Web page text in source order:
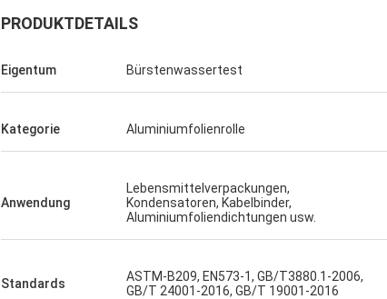
PRODUKTDETAILS
Eigentum Bürstenwassertest
Kategorie Aluminiumfolienrolle
Anwendung
Lebensmittelverpackungen,
Kondensatoren, Kabelbinder,
Aluminiumfoliendichtungen usw.
Standards
ASTM-B209, EN573-1, GB/T3880.1-2006,
GB/T 24001-2016, GB/T 19001-2016